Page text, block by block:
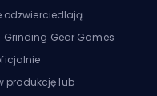
odzwierciedlają
Gear Games
produkcję lub